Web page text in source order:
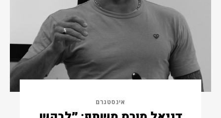
אינסטגרם